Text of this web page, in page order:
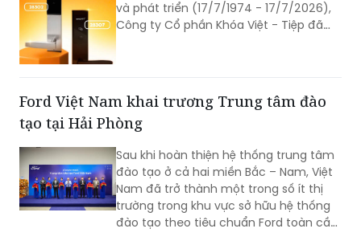
và phát triển (17/7/1974 - 17/7/2026),
Công ty Cổ phần Khóa Việt - Tiệp đã
là câu chuyện tăng trưởng của một
thương hiệu “quốc dân”, mà còn phản
ánh sự bền bỉ của doanh nghiệp Việt
không ngừng nâng cao năng lực cạnh
tranh.
Ford Việt Nam khai trương Trung tâm đào
tạo tại Hải Phòng
Sau khi hoàn thiện hệ thống trung tâm
đào tạo ở cả hai miền Bắc – Nam, Việt
Nam đã trở thành một trong số ít thị
trường trong khu vực sở hữu hệ thống
đào tạo theo tiêu chuẩn Ford toàn cầu,